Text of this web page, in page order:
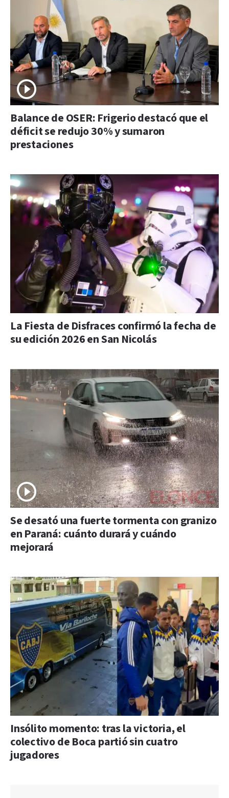
Balance de OSER: Frigerio destacó que el
déficit se redujo 30% y sumaron
prestaciones
La Fiesta de Disfraces confirmó la fecha de
su edición 2026 en San Nicolás
Se desató una fuerte tormenta con granizo
en Paraná: cuánto durará y cuándo
mejorará
Insólito momento: tras la victoria, el
colectivo de Boca partió sin cuatro
jugadores